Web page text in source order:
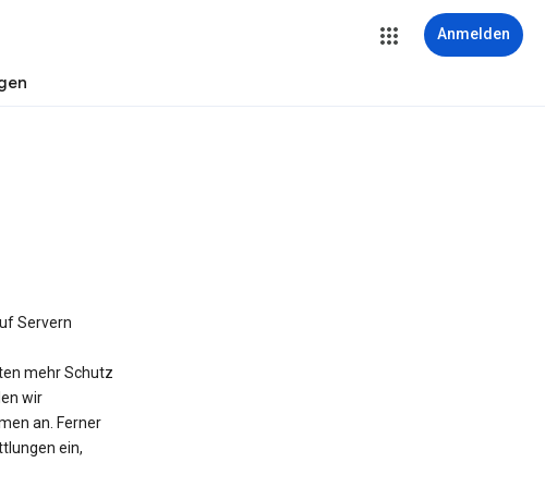
Anmelden
Servern
mehr Schutz
wir
an. Ferner
ein,